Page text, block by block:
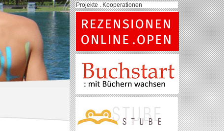
Projekte . Kooperationen